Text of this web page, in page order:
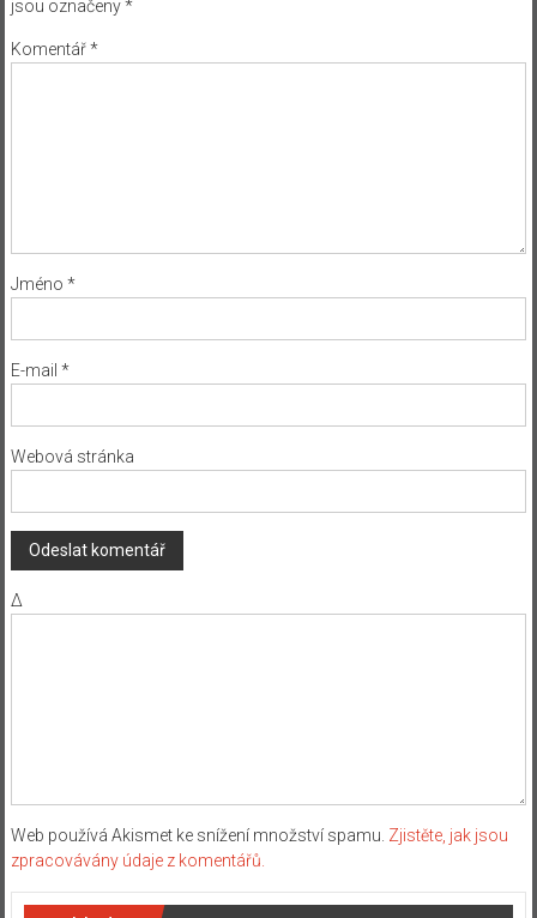
jsou označeny*
Komentář*
Jméno *
E-mail *
Webová stránka
Δ
Web používá Akismet ke snížení množství spamu. Zjistěte, jak jsou
zpracovávány údaje z komentářů.